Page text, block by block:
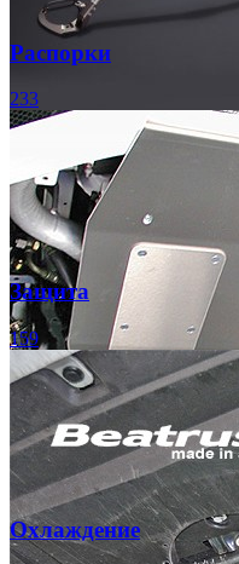
Распорки
233
Защита
159
Охлаждение